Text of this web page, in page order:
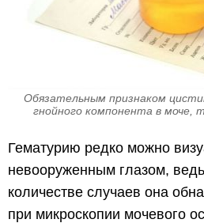
Обязательным признаком
гнойного компонента в моче,
Гематурию редко можно
невооруженным глазом,
количестве случаев она
при микроскопии мочевого